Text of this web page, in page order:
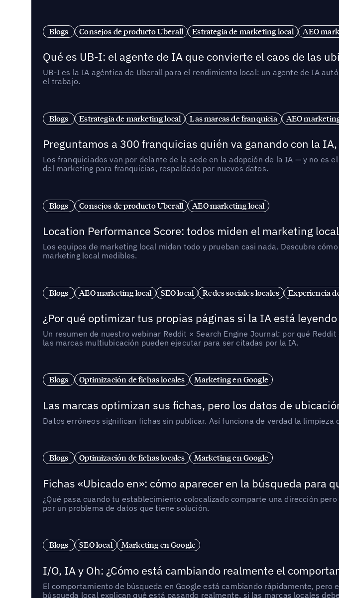
Blogs Consejos de producto Uberall Estrategia de marketing local AEO
Qué es UB-I: el agente de IA que convierte el caos de las
UB-I es la IA agéntica de Uberall para el rendimiento local: un agente de IA
el trabajo.
Blogs Estrategia de marketing local Las marcas de franquicia AEO
Preguntamos a 300 franquicias quién va ganando con la
Los franquiciados van por delante de la sede en la adopción de la IA — y no es
del marketing para franquicias, respaldado por nuevos datos.
Blogs Consejos de producto Uberall AEO marketing local
Location Performance Score: todos miden el marketing
Los equipos de marketing local miden todo y prueban casi nada. Descubre
marketing local medibles.
Blogs AEO marketing local SEO local Redes sociales locales Experiencia
¿Por qué optimizar tus propias páginas si la IA está
Un resumen de nuestro webinar Reddit × Search Engine Journal: por qué
las marcas multiubicación pueden ejecutar para ser citadas por la IA.
Blogs Optimización de fichas locales Marketing en Google
Las marcas optimizan sus fichas, pero los datos de
Datos erróneos significan fichas sin publicar. Así funciona de verdad la
Blogs Optimización de fichas locales Marketing en Google
Fichas «Ubicado en»: cómo aparecer en la búsqueda para
¿Qué pasa cuando tu establecimiento colocalizado comparte una dirección
por un problema de datos que tiene solución.
Blogs SEO local Marketing en Google
I/O, IA y Oh: ¿Cómo está cambiando realmente el
El comportamiento de búsqueda en Google está cambiando rápidamente,
búsqueda local explican qué está pasando realmente, si las marcas locales